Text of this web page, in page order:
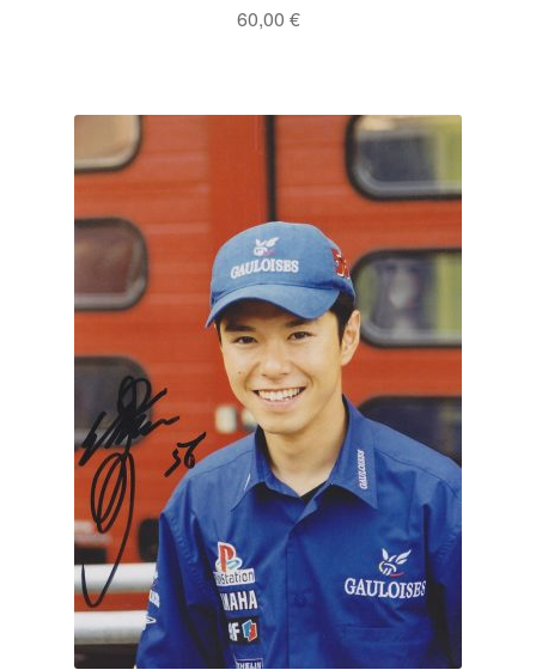
60,00 €